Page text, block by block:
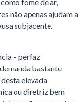
fome de ar,
não apenas ajudam a
subjacente.
– perfaz
bastante
elevada
ou diretriz bem